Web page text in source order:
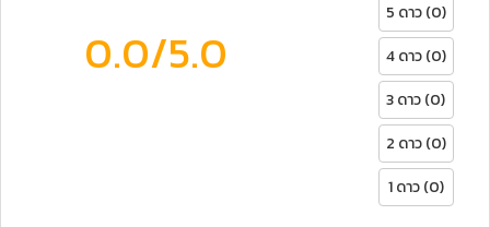
0.0/5.0
5 ดาว (0)
4 ดาว (0)
3 ดาว (0)
2 ดาว (0)
1 ดาว (0)